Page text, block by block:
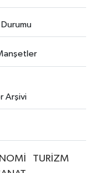
Arşivi
TURİZM